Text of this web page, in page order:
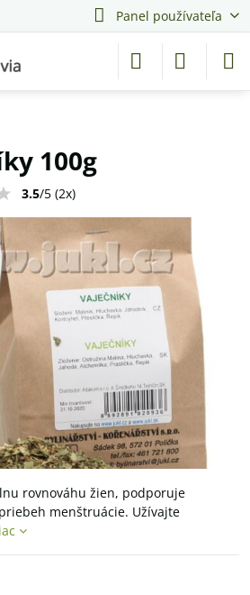
Panel používateľa
100g
3.5/5 (2x)
rovnováhu žien, podporuje
menštruácie. Užívajte